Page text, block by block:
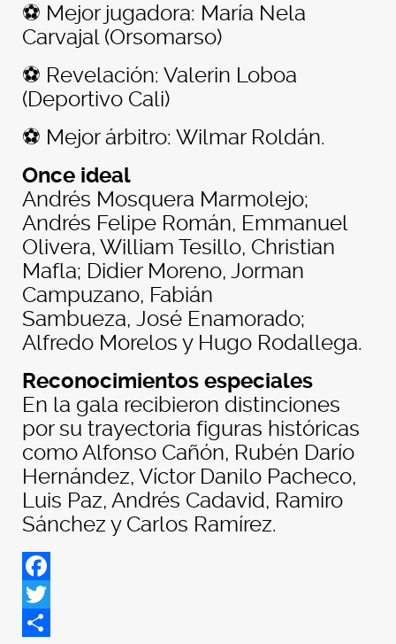
⚽️ Mejor jugadora: María Nela
Carvajal (Orsomarso)
⚽️ Revelación: Valerin Loboa
(Deportivo Cali)
⚽️ Mejor árbitro: Wilmar Roldán.
Once ideal
Andrés Mosquera Marmolejo;
Andrés Felipe Román, Emmanuel
Olivera, William Tesillo, Christian
Mafla; Didier Moreno, Jorman
Campuzano, Fabián
Sambueza, José Enamorado;
Alfredo Morelos y Hugo Rodallega.
Reconocimientos especiales
En la gala recibieron distinciones
por su trayectoria figuras históricas
como Alfonso Cañón, Rubén Darío
Hernández, Víctor Danilo Pacheco,
Luis Paz, Andrés Cadavid, Ramiro
Sánchez y Carlos Ramírez.
Facebook
Twitter